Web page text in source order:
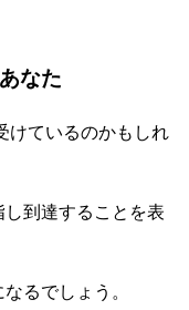
なた
けているのかもしれ
到達することを表
るでしょう。